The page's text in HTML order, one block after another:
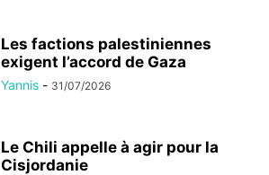
Les factions palestiniennes
exigent l’accord de Gaza
Yannis - 31/07/2026
Le Chili appelle à agir pour la
Cisjordanie